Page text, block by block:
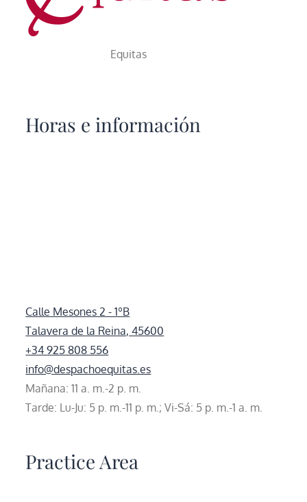
Equitas
Horas e información
Calle Mesones 2 - 1ºB
Talavera de la Reina, 45600
+34 925 808 556
info@despachoequitas.es
Mañana: 11 a. m.-2 p. m.
Tarde: Lu-Ju: 5 p. m.-11 p. m.; Vi-Sá: 5 p. m.-1 a. m.
Practice Area